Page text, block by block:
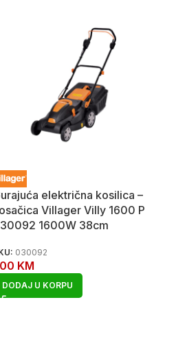
električna kosilica –
Villager Villy 1600 P
1600W 38cm
030092
KM
DODAJ U KORPU